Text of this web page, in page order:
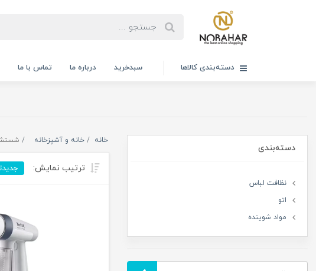
دسته‌بندی کالاها سبدخرید درباره ما تماس با ما
دسته‌بندی
نظافت لباس
اتو
مواد شوینده
خانه خانه و آشپزخانه
ترتیب نمایش: